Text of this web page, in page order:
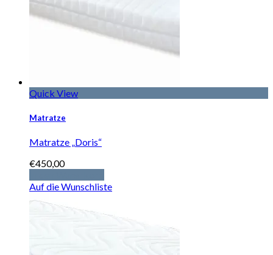
Quick View
Matratze
Matratze „Doris“
€450,00
Auf die Wunschliste